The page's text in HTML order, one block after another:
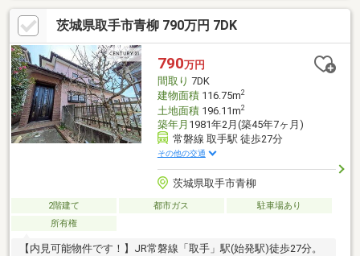
茨城県取手市青柳 790万円 7DK
790万円
間取り 7DK
建物面積116.75m2
土地面積196.11m2
築年月 1981年2月(築45年7ヶ月)
常磐線 取手駅 徒歩27分
その他の交通
茨城県取手市青柳
2階建て 都市ガス
駐車場あり
所有権
【内見可能物件です！】JR常磐線「取手」駅(始発駅)徒歩27分。